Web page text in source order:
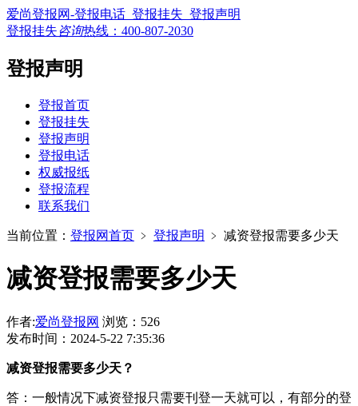
爱尚登报网-登报电话_登报挂失_登报声明
登报挂失咨询热线： 400-807-2030
登报声明
登报首页
登报挂失
登报声明
登报电话
权威报纸
登报流程
联系我们
当前位置： 登报网首页 ﹥ 登报声明 ﹥ 减资登报需要多少天
减资登报需要多少天
作者:爱尚登报网 浏览：526
发布时间：2024-5-22 7:35:36
减资登报需要多少天？
答：一般情况下减资登报只需要刊登一天就可以，有部分的登